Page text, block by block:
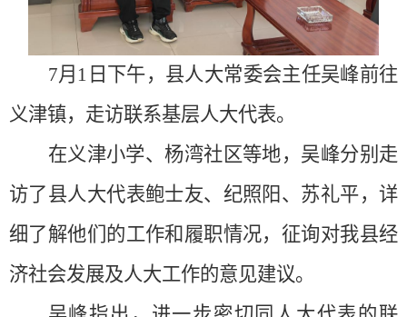
7月1日下午，县人大常委会主任吴峰前往
义津镇，走访联系基层人大代表。
在义津小学、杨湾社区等地，吴峰分别走
访了县人大代表鲍士友、纪照阳、苏礼平，详
细了解他们的工作和履职情况，征询对我县经
济社会发展及人大工作的意见建议。